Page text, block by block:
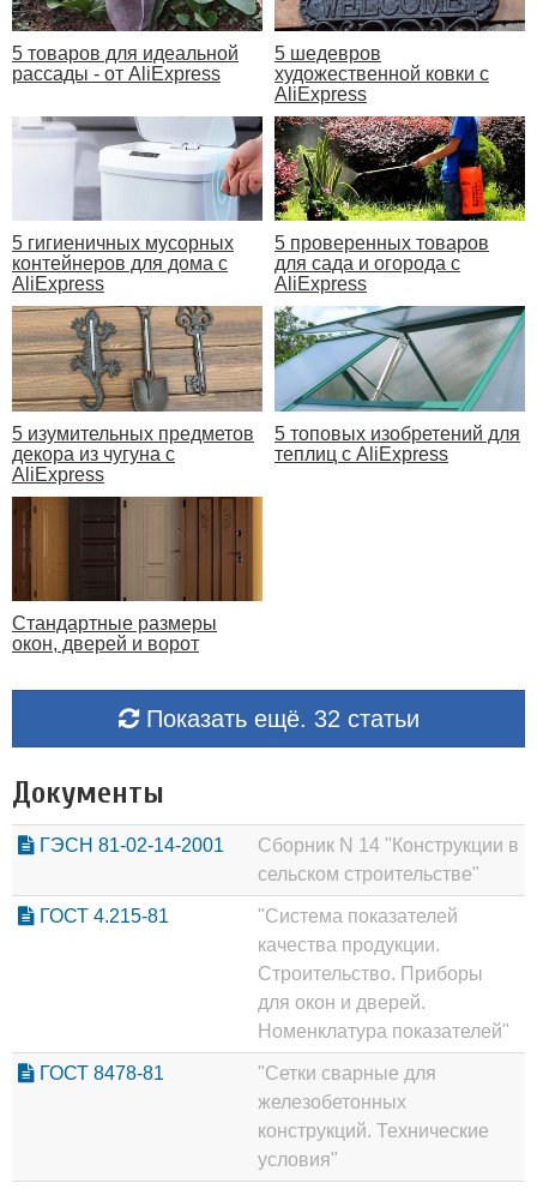
5 товаров для идеальной
рассады - от AliExpress
5 шедевров
художественной ковки с
AliExpress
5 гигиеничных мусорных
контейнеров для дома с
AliExpress
5 проверенных товаров
для сада и огорода с
AliExpress
5 изумительных предметов
декора из чугуна с
AliExpress
5 топовых изобретений для
теплиц с AliExpress
Стандартные размеры
окон, дверей и ворот
Показать ещё. 32 статьи
Документы
ГЭСН 81-02-14-2001
Сборник N 14 "Конструкции в
сельском строительстве"
ГОСТ 4.215-81
"Система показателей
качества продукции.
Строительство. Приборы
для окон и дверей.
Номенклатура показателей"
ГОСТ 8478-81
"Сетки сварные для
железобетонных
конструкций. Технические
условия"